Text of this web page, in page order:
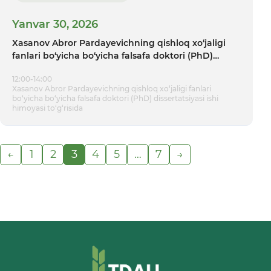
Yanvar 30, 2026
Xasanov Abror Pardayevichning qishloq xo‘jaligi
fanlari bo‘yicha bo‘yicha falsafa doktori (PhD)
12:00-14:00
Xasanov Abror Pardayevichning qishloq xo‘jaligi fanlari
bo‘yicha bo‘yicha falsafa doktori (PhD) dissertatsiyasi ishi
himoyasi tо‘g‘risida
← 1 2 3 4 5 … 7 →